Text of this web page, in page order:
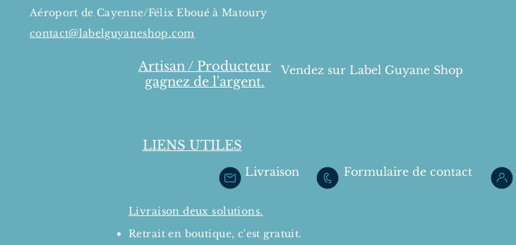
Aéroport de Cayenne/Félix Eboué à Matoury
contact@labelguyaneshop.com
Artisan / Producteur
gagnez de l'argent.
Vendez sur Label Guyane Shop
LIENS UTILES
Livraison Formulaire de contact
Livraison deux solutions.
Retrait en boutique, c'est gratuit.